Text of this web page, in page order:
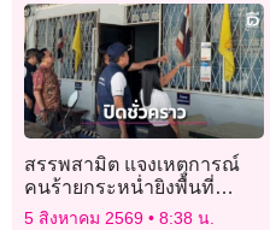
สรรพสามิต แจงเหตุการณ์
คนร้ายกระหน่ำยิงพื้นที่
ปัตตานี สาขามายอ พร้อม
5 สิงหาคม 2569 8:38 น.